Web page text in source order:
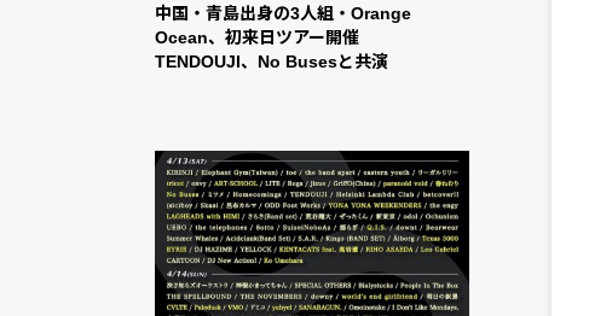
中国・青島出身の3人組・Orange
Ocean、初来日ツアー開催
TENDOUJI、No Busesと共演